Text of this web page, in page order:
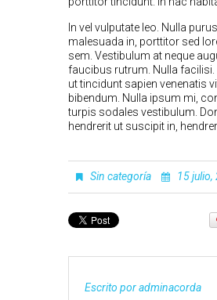
In vel vulputate leo. Nulla
malesuada in, porttitor sed
sem. Vestibulum at neque
faucibus rutrum. Nulla
ut tincidunt sapien venenatis
bibendum. Nulla ipsum mi,
turpis sodales vestibulum.
hendrerit ut suscipit in,
Sin categoría 15 julio,
Escrito poradminacorda